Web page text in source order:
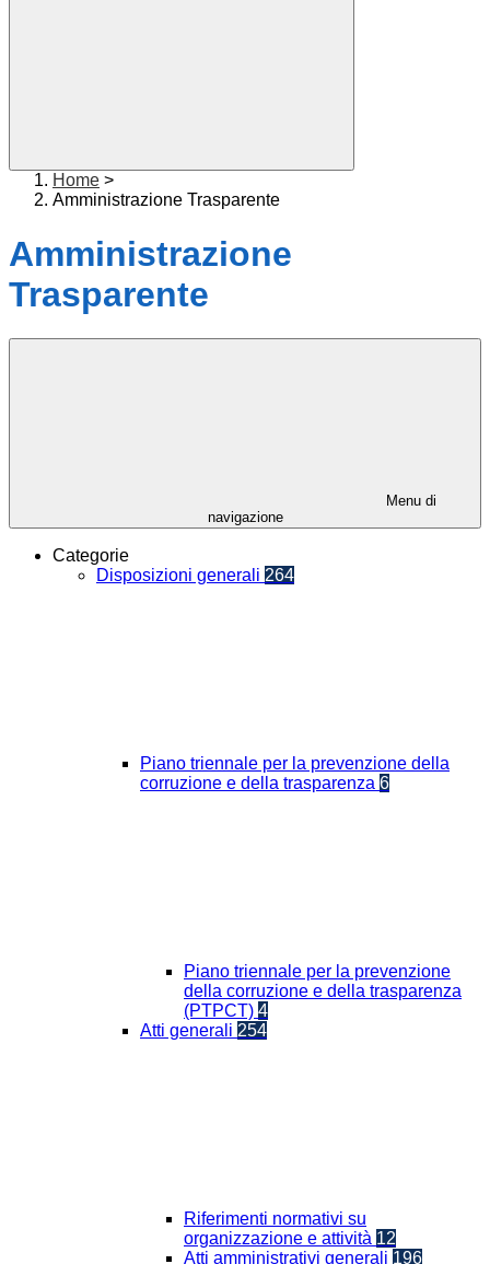
Home >
Amministrazione Trasparente
Amministrazione
Trasparente
Menu di
navigazione
Categorie
Disposizioni generali 264
Piano triennale per la prevenzione della
corruzione e della trasparenza 6
Piano triennale per la prevenzione
della corruzione e della trasparenza
(PTPCT) 4
Atti generali 254
Riferimenti normativi su
organizzazione e attività 12
Atti amministrativi generali 196